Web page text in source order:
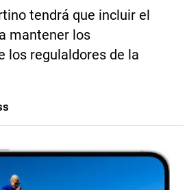
tendrá que incluir el
mantener los
los regulaldores de la